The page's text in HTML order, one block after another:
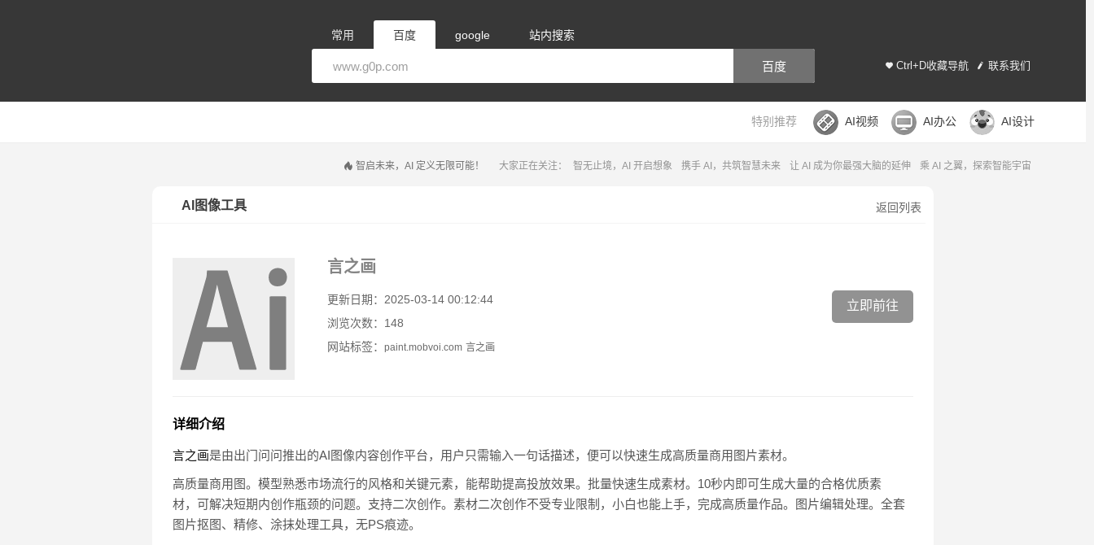
常用 百度 google 站内搜索
Ctrl+D收藏导航 联系我们
百度
特别推荐 AI视频 AI办公 AI设计
大家正在关注： 智无止境，AI 开启想象 携手 AI，共筑智慧未来 让 AI 成为你最强大脑的延伸 乘 AI 之翼，探索智能宇宙
智启未来，AI 定义无限可能！
返回列表
AI图像工具
言之画
更新日期：2025-03-14 00:12:44
浏览次数：148
网站标签： paint.mobvoi.com 言之画
立即前往
详细介绍
言之画是由出门问问推出的AI图像内容创作平台，用户只需输入一句话描述，便可以快速生成高质量商用图片素材。
高质量商用图。模型熟悉市场流行的风格和关键元素，能帮助提高投放效果。批量快速生成素材。10秒内即可生成大量的合格优质素
材，可解决短期内创作瓶颈的问题。支持二次创作。素材二次创作不受专业限制，小白也能上手，完成高质量作品。图片编辑处理。全套
图片抠图、精修、涂抹处理工具，无PS痕迹。